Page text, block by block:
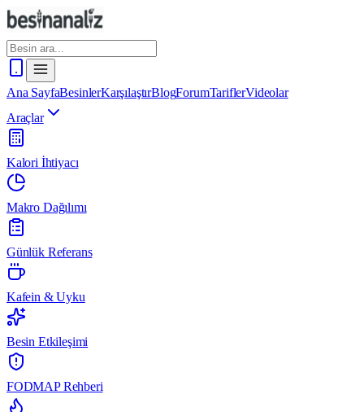
Ana SayfaBesinlerKarşılaştırBlogForumTariflerVideolar
Araçlar
Kalori İhtiyacı
Makro Dağılımı
Günlük Referans
Kafein & Uyku
Besin Etkileşimi
FODMAP Rehberi